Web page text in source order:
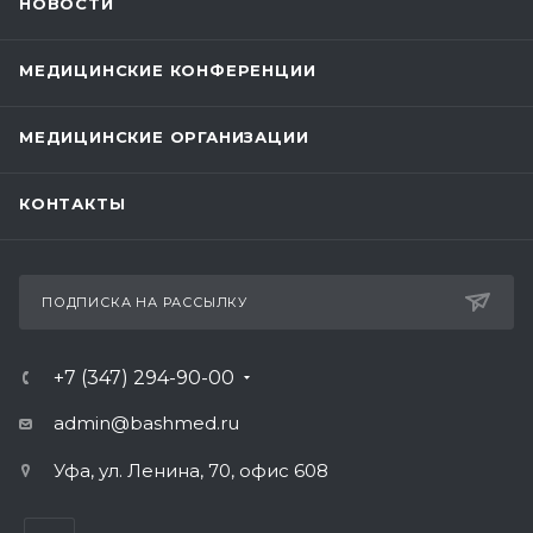
МЕДИЦИНСКИЕ КОНФЕРЕНЦИИ
МЕДИЦИНСКИЕ ОРГАНИЗАЦИИ
КОНТАКТЫ
ПОДПИСКА НА РАССЫЛКУ
+7 (347) 294-90-00
admin@bashmed.ru
Уфа, ул. Ленина, 70, офис 608